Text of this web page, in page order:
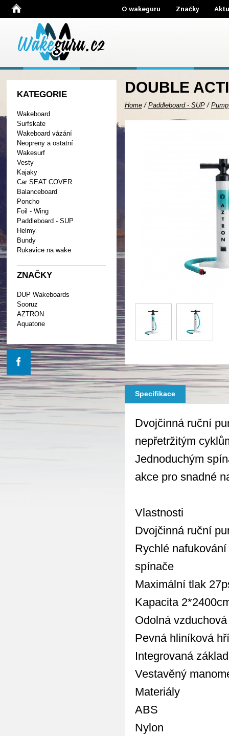
O wakeguru Značky
KATEGORIE
Wakeboard
Surfskate
Wakeboard vázání
Neopreny a ostatní
Wakesurf
Vesty
Kajaky
Car SEAT COVER
Balanceboard
Poncho
Foil - Wing
Paddleboard - SUP
Helmy
Bundy
Rukavice na wake
ZNAČKY
DUP Wakeboards
Sooruz
AZTRON
Aquatone
DOUBLE
Home/ Paddleboard - SUP/
Specifikace
Dvojčinná ruční
nepřetržitým
Jednoduchým
akce pro snadné
Vlastnosti
Dvojčinná ruční
Rychlé
spínače
Maximální tlak
Kapacita
Odolná
Pevná hliníková
Integrovaná
Vestavěný
Materiály
ABS
Nylon